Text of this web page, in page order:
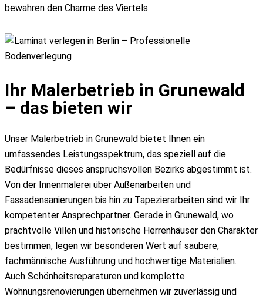
Fassadensanierung
Fassade dämmen Altbau
Wärmedämmung (WDVS)
Renovierung & Sanierung
Treppenhaus streichen
Altbausanierung
Wohnungsrenovierung
Wohnungsübergabe
Schönheitsreparaturen
Schimmelbeseitigung
Treppenhaussanierung
Bodenbeschichtung
Denkmalschutz Sanierung
Böden
Laminat verlegen
Parkett verlegen
bewahren den Charme des Viertels.
Ihr Malerbetrieb in Grunewald
– das bieten wir
Unser Malerbetrieb in Grunewald bietet Ihnen ein
umfassendes Leistungsspektrum, das speziell auf die
Bedürfnisse dieses anspruchsvollen Bezirks abgestimmt ist.
Von der Innenmalerei über Außenarbeiten und
Fassadensanierungen bis hin zu Tapezierarbeiten sind wir Ihr
kompetenter Ansprechpartner. Gerade in Grunewald, wo
prachtvolle Villen und historische Herrenhäuser den Charakter
bestimmen, legen wir besonderen Wert auf saubere,
fachmännische Ausführung und hochwertige Materialien.
Auch Schönheitsreparaturen und komplette
Wohnungsrenovierungen übernehmen wir zuverlässig und